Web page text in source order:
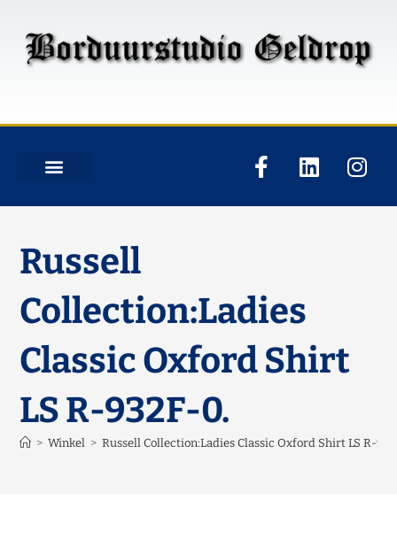
Russell
Collection:Ladies
Classic Oxford Shirt
LS R-932F-0.
> Winkel > Russell Collection:Ladies Classic Oxford Shirt LS R-